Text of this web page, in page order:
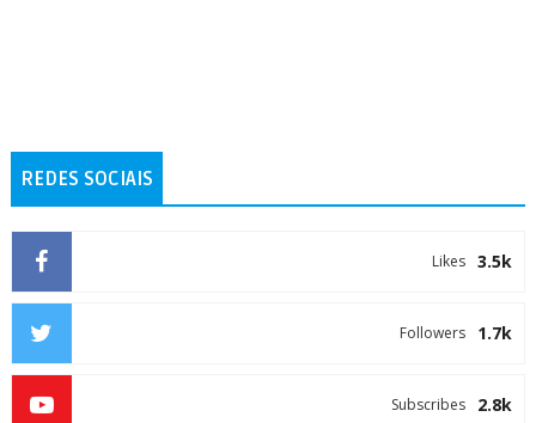
REDES SOCIAIS
3.5k
Likes
1.7k
Followers
2.8k
Subscribes